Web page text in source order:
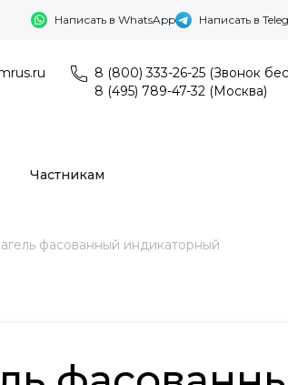
Написать в WhatsApp Написать в
8 (800) 333-26-25 (Звонок
8 (495) 789-47-32 (Москва)
Частникам
фасованный индикаторный